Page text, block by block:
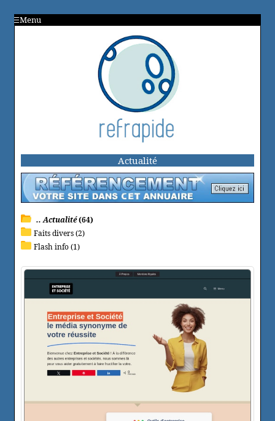
Menu
Actualité
.. Actualité(64)
Faits divers (2)
Flash info (1)